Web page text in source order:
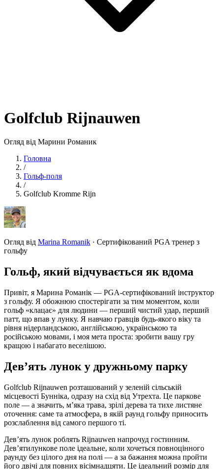
Golfclub Rijnauwen
Огляд від Марини Романик
Головна
/
Гольф-поля
/
Golfclub Kromme Rijn
Огляд від Marina Romanik · Сертифікований PGA тренер з
гольфу
Гольф, який відчувається як вдома
Привіт, я Марина Романік — PGA-сертифікований інструктор
з гольфу. Я обожнюю спостерігати за тим моментом, коли
гольф «клацає» для людини — перший чистий удар, перший
патт, що впав у лунку. Я навчаю гравців будь-якого віку та
рівня нідерландською, англійською, українською та
російською мовами, і моя мета проста: зробити вашу гру
кращою і набагато веселішою.
Дев’ять лунок у дружньому парку
Golfclub Rijnauwen розташований у зеленій сільській
місцевості Бунніка, одразу на схід від Утрехта. Це паркове
поле — а значить, м’яка трава, зрілі дерева та тихе листяне
оточення: саме та атмосфера, в якій раунд гольфу приносить
розслаблення від самого першого ті.
Дев’ять лунок роблять Rijnauwen напрочуд гостинним.
Дев’ятилункове поле ідеальне, коли хочеться повноцінного
раунду без цілого дня на полі — а за бажання можна пройти
його двічі для повних вісімнадцяти. Це ідеальний розмір для